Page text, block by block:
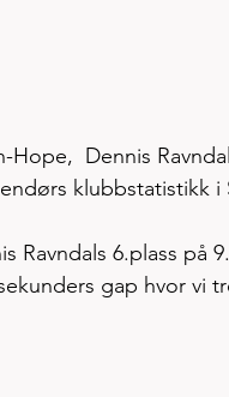
Hope,  Dennis
klubbstatistikk
Ravndals 6.plass på
gap hvor vi